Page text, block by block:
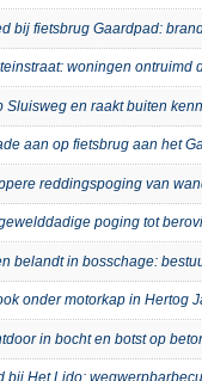
bij fietsbrug Gaardpad:
woningen ontruimd
Sluisweg en raakt buiten
aan op fietsbrug aan het
reddingspoging van
poging tot
belandt in bosschage:
onder motorkap in Hertog
in bocht en botst op
bij Het Lido: